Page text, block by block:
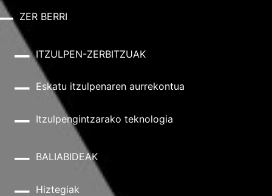
ZER BERRI
ITZULPEN-ZERBITZUAK
Eskatu itzulpenaren aurrekontua
Itzulpengintzarako teknologia
BALIABIDEAK
Hiztegiak